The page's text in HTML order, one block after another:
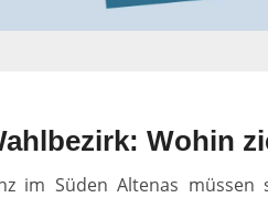
Wohin
im Süden Altenas